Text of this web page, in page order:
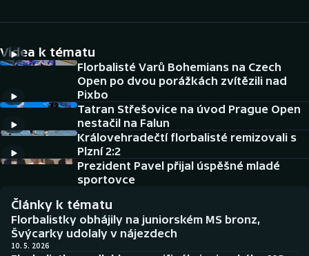
Cyklistika
DALŠÍ SPORTY
Americký fotbal
Baseball a softbal
Basketbal
Biatlon
NEPŘEHLÉDNĚTE
Soutěže
Historické návraty
Aplikace ČT sport
Videa k tématu
Florbalisté Varů Bohemians na Czech
Open po dvou porážkách zvítězili nad
Pixbo
Tatran Střešovice na úvod Prague Open
nestačil na Falun
Královehradečtí florbalisté remizovali s
Plzní 2:2
Prezident Pavel přijal úspěšné mladé
sportovce
Články k tématu
Florbalistky obhájily na juniorském MS bronz,
Švýcarky udolaly v nájezdech
10. 5. 2026